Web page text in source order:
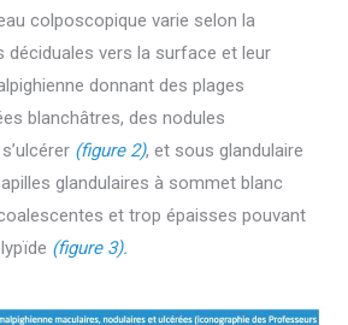
colposcopique varie selon la
déciduales vers la surface et leur
donnant des plages
blanchâtres, des nodules
(figure 2), et sous glandulaire
glandulaires à sommet blanc
et trop épaisses pouvant
(figure 3).